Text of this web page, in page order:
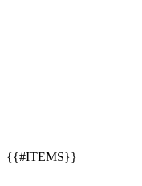
{{#ITEMS}}